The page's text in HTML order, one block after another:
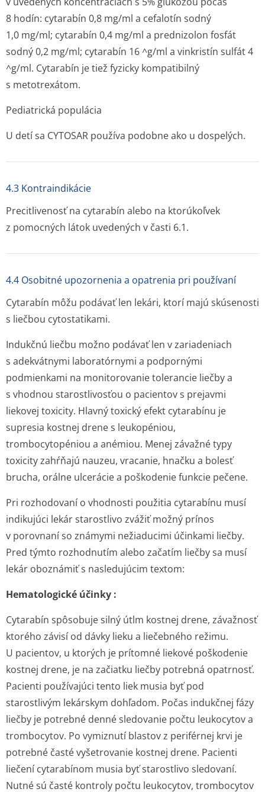
8 hodín: cytarabín 0,8 mg/ml a cefalotín sodný
1,0 mg/ml; cytarabín 0,4 mg/ml a prednizolon fosfát
sodný 0,2 mg/ml; cytarabín 16 ^g/ml a vinkristín sulfát 4
^g/ml. Cytarabín je tiež fyzicky kompatibilný
s metotrexátom.
Pediatrická populácia
U detí sa CYTOSAR používa podobne ako u dospelých.
4.3 Kontraindikácie
Precitlivenosť na cytarabín alebo na ktorúkoľvek
z pomocných látok uvedených v časti 6.1.
4.4 Osobitné upozornenia a opatrenia pri používaní
Cytarabín môžu podávať len lekári, ktorí majú skúsenosti
s liečbou cytostatikami.
Indukčnú liečbu možno podávať len v zariadeniach
s adekvátnymi laboratórnymi a podpornými
podmienkami na monitorovanie tolerancie liečby a
s vhodnou starostlivosťou o pacientov s prejavmi
liekovej toxicity. Hlavný toxický efekt cytarabínu je
supresia kostnej drene s leukopéniou,
trombocytopéniou a anémiou. Menej závažné typy
toxicity zahŕňajú nauzeu, vracanie, hnačku a bolesť
brucha, orálne ulcerácie a poškodenie funkcie pečene.
Pri rozhodovaní o vhodnosti použitia cytarabínu musí
indikujúci lekár starostlivo zvážiť možný prínos
v porovnaní so známymi nežiaducimi účinkami liečby.
Pred týmto rozhodnutím alebo začatím liečby sa musí
lekár oboznámiť s nasledujúcim textom:
Hematologické účinky :
Cytarabín spôsobuje silný útlm kostnej drene, závažnosť
ktorého závisí od dávky lieku a liečebného režimu.
U pacientov, u ktorých je prítomné liekové poškodenie
kostnej drene, je na začiatku liečby potrebná opatrnosť.
Pacienti používajúci tento liek musia byť pod
starostlivým lekárskym dohľadom. Počas indukčnej fázy
liečby je potrebné denné sledovanie počtu leukocytov a
trombocytov. Po vymiznutí blastov z periférnej krvi je
potrebné časté vyšetrovanie kostnej drene. Pacienti
liečení cytarabínom musia byť starostlivo sledovaní.
Nutné sú časté kontroly počtu leukocytov, trombocytov